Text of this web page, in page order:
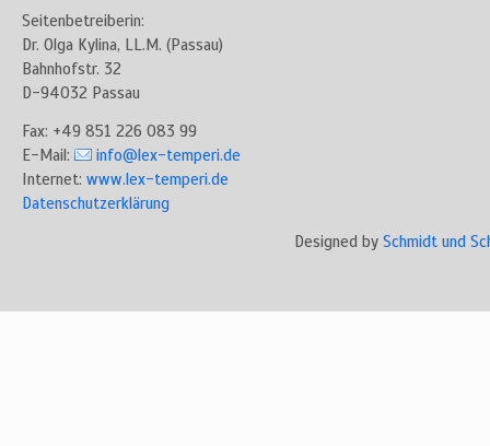
Seitenbetreiberin:
Dr. Olga Kylina, LL.M. (Passau)
Bahnhofstr. 32
D-94032 Passau
Fax: +49 851 226 083 99
E-Mail:
info@lex-temperi.de
Internet: www.lex-temperi.de
Datenschutzerklärung
Designed by Schmidt und